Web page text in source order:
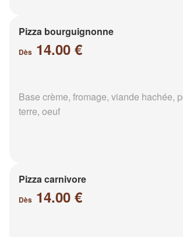
Pizza bourguignonne
Dès 14.00 €
Base crème, fromage, viande hachée,
terre, oeuf
Pizza carnivore
Dès 14.00 €